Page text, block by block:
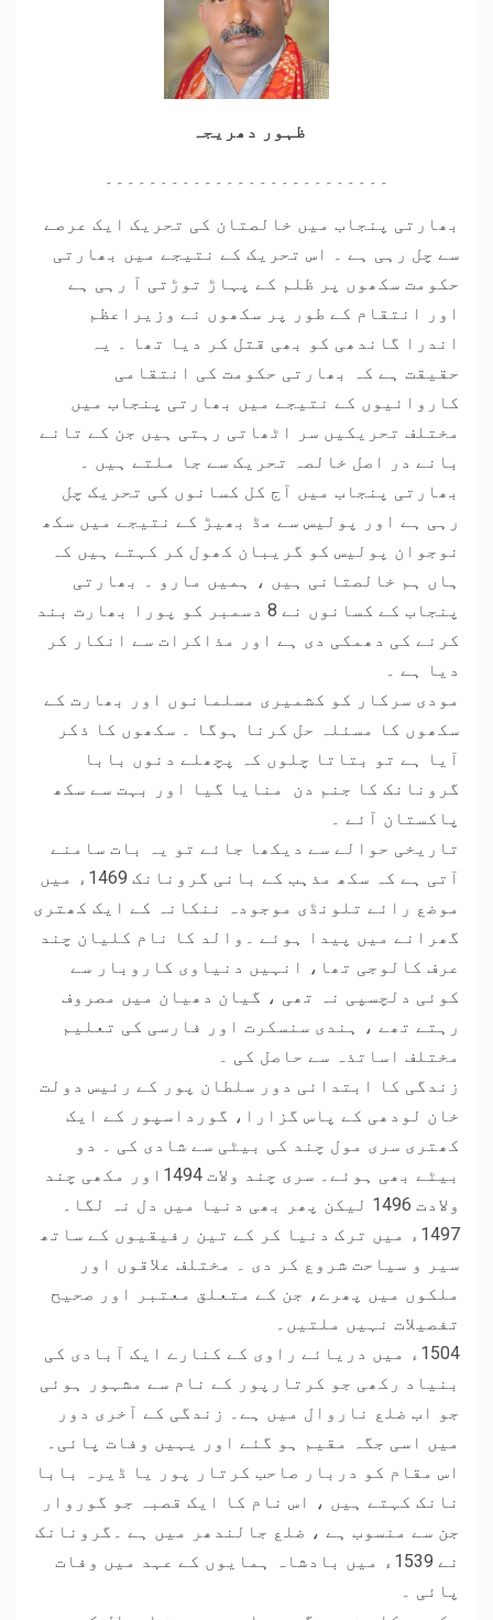
ظہور دھریجہ
۔۔۔۔۔۔۔۔۔۔۔۔۔۔۔۔۔۔۔۔۔۔۔۔۔۔
بھارتی پنجاب میں خالصتان کی تحریک ایک عرصے
سے چل رہی ہے ۔ اس تحریک کے نتیجے میں بھارتی
حکومت سکھوں پر ظلم کے پہاڑ توڑتی آ رہی ہے
اور انتقام کے طور پر سکھوں نے وزیراعظم
اندرا گاندھی کو بھی قتل کر دیا تھا ۔ یہ
حقیقت ہے کہ بھارتی حکومت کی انتقامی
کاروائیوں کے نتیجے میں بھارتی پنجاب میں
مختلف تحریکیں سر اٹھاتی رہتی ہیں جن کے تانے
بانے در اصل خالصہ تحریک سے جا ملتے ہیں ۔
بھارتی پنجاب میں آج کل کسانوں کی تحریک چل
رہی ہے اور پولیس سے مڈ بھیڑ کے نتیجے میں سکھ
نوجوان پولیس کو گریبان کھول کر کہتے ہیں کہ
ہاں ہم خالصتانی ہیں ، ہمیں مارو ۔ بھارتی
پنجاب کے کسانوں نے 8 دسمبر کو پورا بھارت بند
کرنے کی دھمکی دی ہے اور مذاکرات سے انکار کر
دیا ہے ۔
مودی سرکار کو کشمیری مسلمانوں اور بھارت کے
سکھوں کا مسئلہ حل کرنا ہوگا ۔ سکھوں کا ذکر
آیا ہے تو بتاتا چلوں کہ پچھلے دنوں بابا
گرونانک کا جنم دن منایا گیا اور بہت سے سکھ
پاکستان آئے ۔
تاریخی حوالے سے دیکھا جائے تو یہ بات سامنے
آتی ہے کہ سکھ مذہب کے بانی گرونانک 1469ء میں
موضع رائے تلونڈی موجودہ ننکانہ کے ایک کھتری
گھرانے میں پیدا ہوئے ۔والد کا نام کلیان چند
عرف کالوجی تھا، انہیں دنیاوی کاروبار سے
کوئی دلچسپی نہ تھی ، گیان دھیان میں مصروف
رہتے تھے ، ہندی سنسکرت اور فارسی کی تعلیم
مختلف اساتذہ سے حاصل کی ۔
زندگی کا ابتدائی دور سلطان پور کے رئیس دولت
خان لودھی کے پاس گزارا، گورداسپور کے ایک
کھتری سری مول چند کی بیٹی سے شادی کی ۔ دو
بیٹے بھی ہوئے۔ سری چند ولات 1494اور مکھی چند
ولادت 1496 لیکن پھر بھی دنیا میں دل نہ لگا۔
1497ء میں ترک دنیا کر کے تین رفیقیوں کے ساتھ
سیر و سیاحت شروع کر دی ۔ مختلف علاقوں اور
ملکوں میں پھرے، جن کے متعلق معتبر اور صحیح
تفصیلات نہیں ملتیں۔
1504ء میں دریائے راوی کے کنارے ایک آبادی کی
بنیاد رکھی جو کرتارپور کے نام سے مشہور ہوئی
جو اب ضلع ناروال میں ہے۔ زندگی کے آخری دور
میں اسی جگہ مقیم ہو گئے اور یہیں وفات پائی۔
اس مقام کو دربار صاحب کرتار پور یا ڈیرہ بابا
نانک کہتے ہیں ، اس نام کا ایک قصبہ جو گوروار
جن سے منسوب ہے ، ضلع جالندھر میں ہے ۔گرونانک
نے 1539ء میں بادشاہ ہمایوں کے عہد میں وفات
پائی ۔